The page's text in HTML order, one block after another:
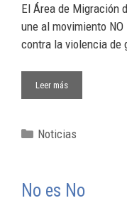
El Área de Migración
une al movimiento
contra la violencia de
Leer más
Noticias
No es No